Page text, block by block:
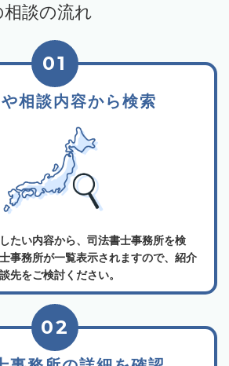
談の流れ
相談内容から検索
01
たい内容から、司法書士事務所を検
事務所が一覧表示されますので、紹介
先をご検討ください。
02